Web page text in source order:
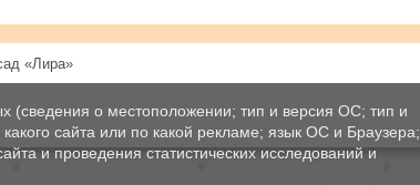
«Лира»
(сведения о местоположении; тип и версия ОС; тип и
сайта или по какой рекламе; язык ОС и Браузера;
и проведения статистических исследований и